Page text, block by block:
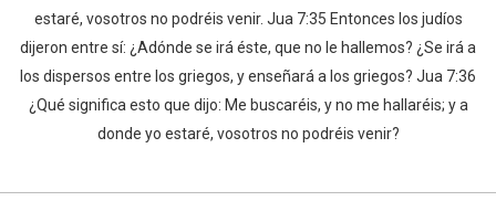
estaré, vosotros no podréis venir. Jua 7:35 Entonces los judíos
dijeron entre sí: ¿Adónde se irá éste, que no le hallemos? ¿Se irá a
los dispersos entre los griegos, y enseñará a los griegos? Jua 7:36
¿Qué significa esto que dijo: Me buscaréis, y no me hallaréis; y a
donde yo estaré, vosotros no podréis venir?